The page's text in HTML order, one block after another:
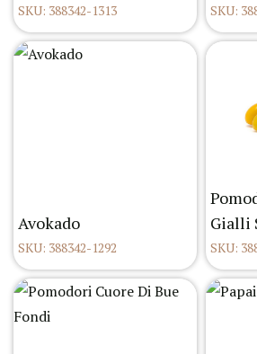
SKU: 388342-1313 SKU:
Avokado
SKU: 388342-1292
Gialli
SKU: